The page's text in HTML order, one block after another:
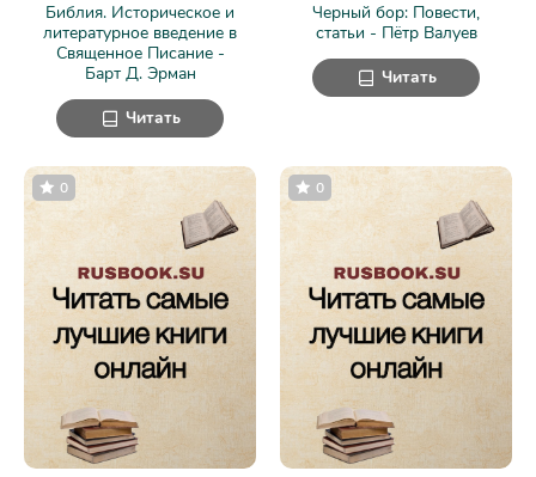
Библия. Историческое и
литературное введение в
Священное Писание -
Барт Д. Эрман
Читать
Черный бор: Повести,
статьи - Пётр Валуев
Читать
0 0